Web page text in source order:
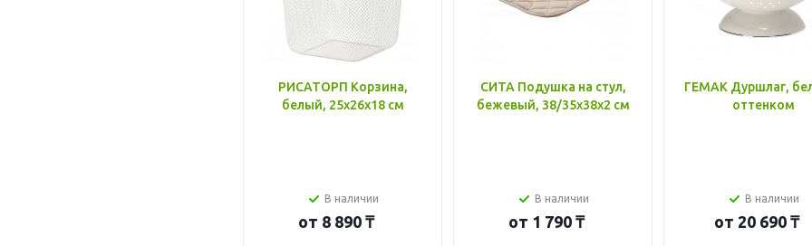
РИСАТОРП Корзина,
белый, 25x26x18 см
В наличии
от 8 890 ₸
СИТА Подушка на стул,
бежевый, 38/35x38x2 см
В наличии
от 1 790 ₸
ГЕМАК Дуршлаг,
оттенком
В наличии
от 20 690 ₸